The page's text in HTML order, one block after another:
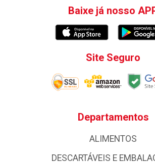
Baixe já nosso
Site Seguro
Departamentos
ALIMENTOS
DESCARTÁVEIS E